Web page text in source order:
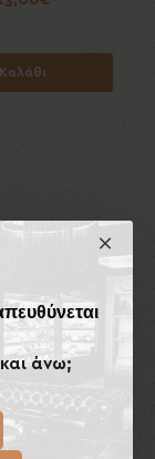
άνω;
Καλάθι